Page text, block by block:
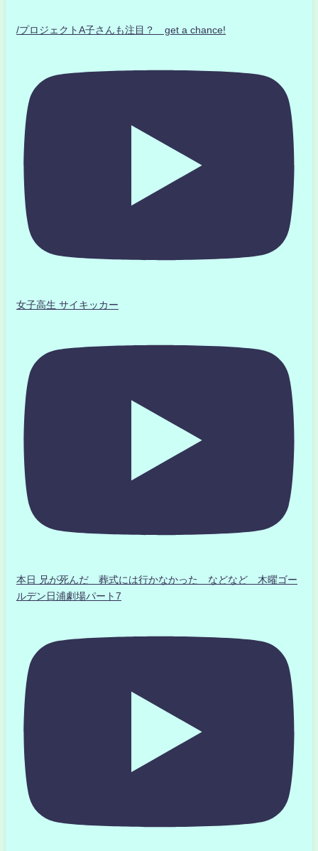
/プロジェクトA子さんも注目？ get a chance!
女子高生 サイキッカー
本日 兄が死んだ 葬式には行かなかった などなど 木曜ゴー
ルデン日浦劇場パート7